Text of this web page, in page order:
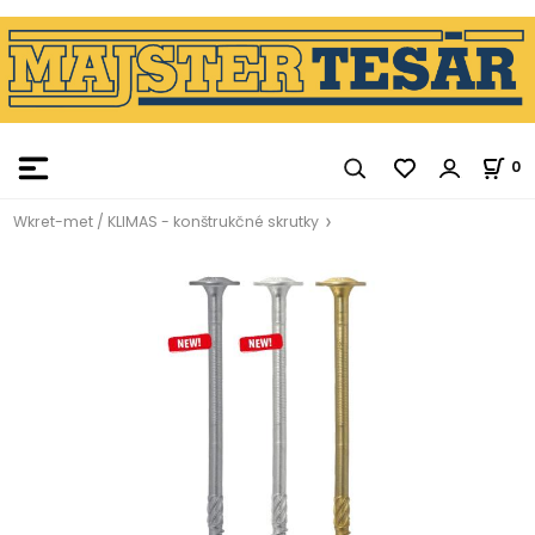
0
Wkret-met / KLIMAS - konštrukčné skrutky